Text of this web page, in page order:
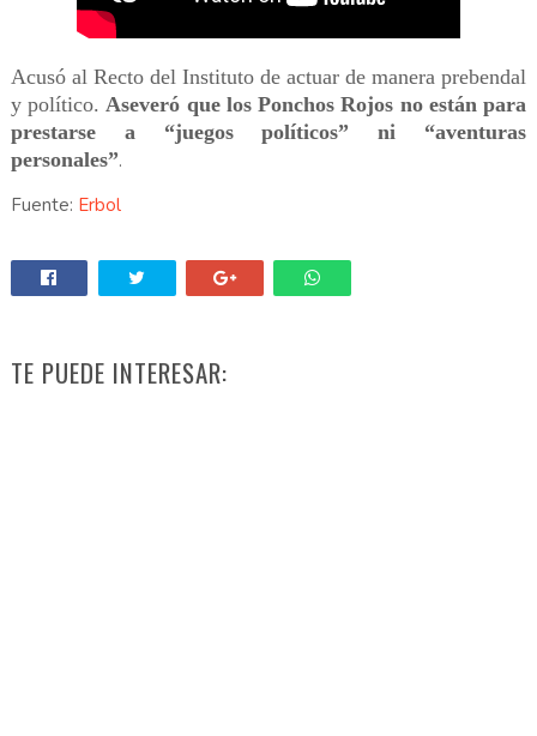
Acusó al Recto del Instituto de actuar de manera prebendal
y político.Aseveró que los Ponchos Rojos no están para
prestarse a “juegos políticos” ni “aventuras
personales”.
Fuente: Erbol
TE PUEDE INTERESAR: